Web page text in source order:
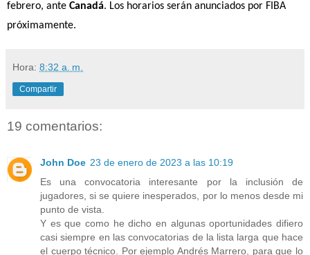
febrero, ante Canadá. Los horarios serán anunciados por FIBA
próximamente.
Hora: 8:32 a. m.
Compartir
19 comentarios:
John Doe 23 de enero de 2023 a las 10:19
Es una convocatoria interesante por la inclusión de
jugadores, si se quiere inesperados, por lo menos desde mi
punto de vista.
Y es que como he dicho en algunas oportunidades difiero
casi siempre en las convocatorias de la lista larga que hace
el cuerpo técnico. Por ejemplo Andrés Marrero, para que lo